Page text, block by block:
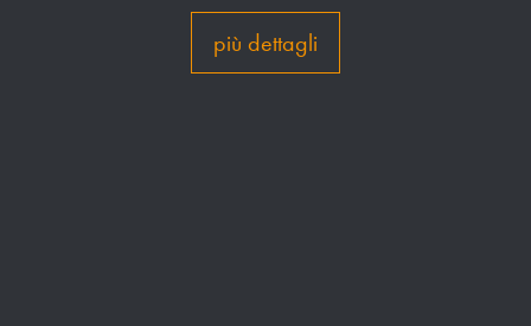
più dettagli